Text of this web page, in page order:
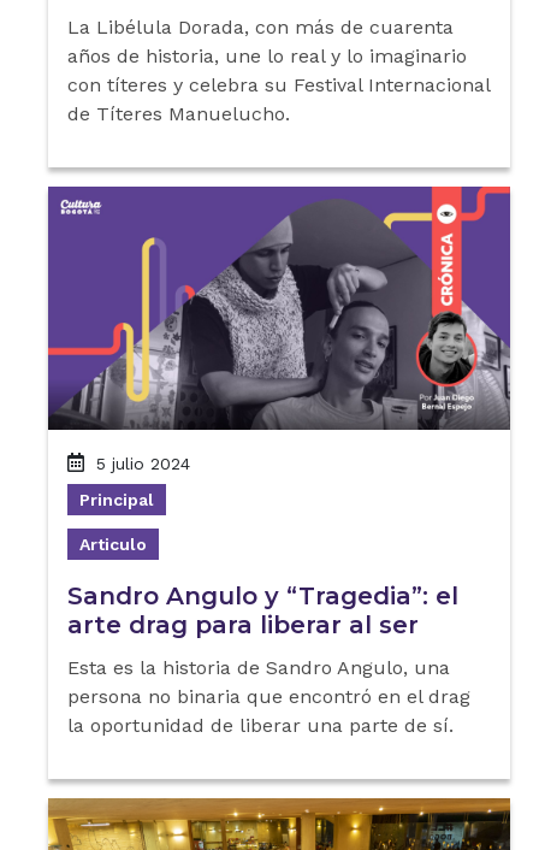
La Libélula Dorada, con más de cuarenta
años de historia, une lo real y lo imaginario
con títeres y celebra su Festival Internacional
de Títeres Manuelucho.
5 julio 2024
Principal
Articulo
Sandro Angulo y “Tragedia”: el
arte drag para liberar al ser
Esta es la historia de Sandro Angulo, una
persona no binaria que encontró en el drag
la oportunidad de liberar una parte de sí.